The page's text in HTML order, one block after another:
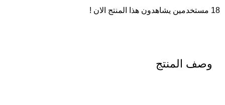
18 مستخدمين يشاهدون هذا المنتج الان !
وصف المنتج